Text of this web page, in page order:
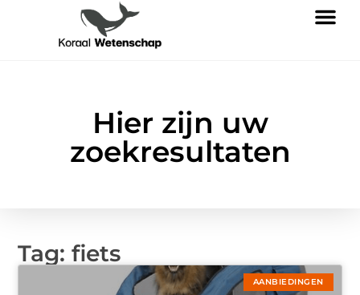
Hier zijn uw
zoekresultaten
Tag: fiets
AANBIEDINGEN